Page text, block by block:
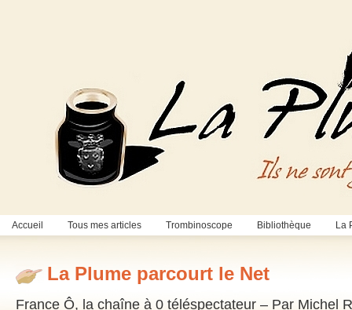
Accueil Tous mes articles Trombinoscope Bibliothèque La
La Plume parcourt le Net
France Ô, la chaîne à 0 téléspectateur – Par Michel